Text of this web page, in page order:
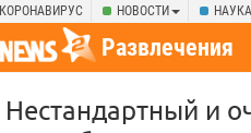
КОРОНАВИРУС НОВОСТИ
Развлечения
Нестандартный и